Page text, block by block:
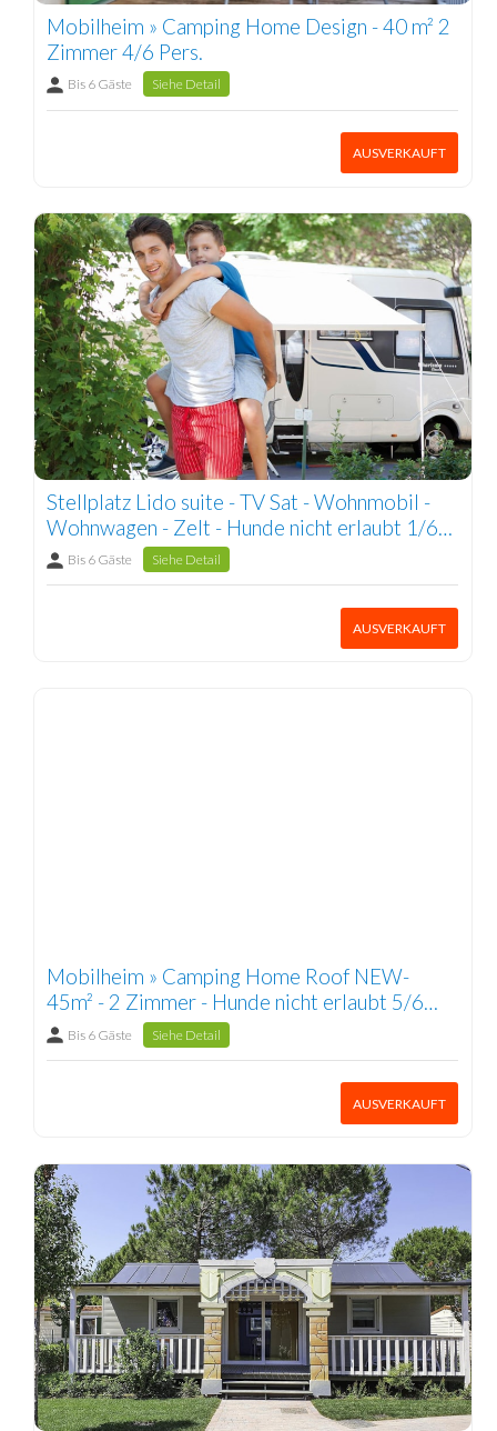
Mobilheim » Camping Home Design - 40 m² 2
Zimmer 4/6 Pers.
Bis 6 Gäste Siehe Detail
AUSVERKAUFT
Stellplatz Lido suite - TV Sat - Wohnmobil -
Wohnwagen - Zelt - Hunde nicht erlaubt 1/6
Pers.
Bis 6 Gäste Siehe Detail
AUSVERKAUFT
Mobilheim » Camping Home Roof NEW-
45m² - 2 Zimmer - Hunde nicht erlaubt 5/6
Pers.
Bis 6 Gäste Siehe Detail
AUSVERKAUFT